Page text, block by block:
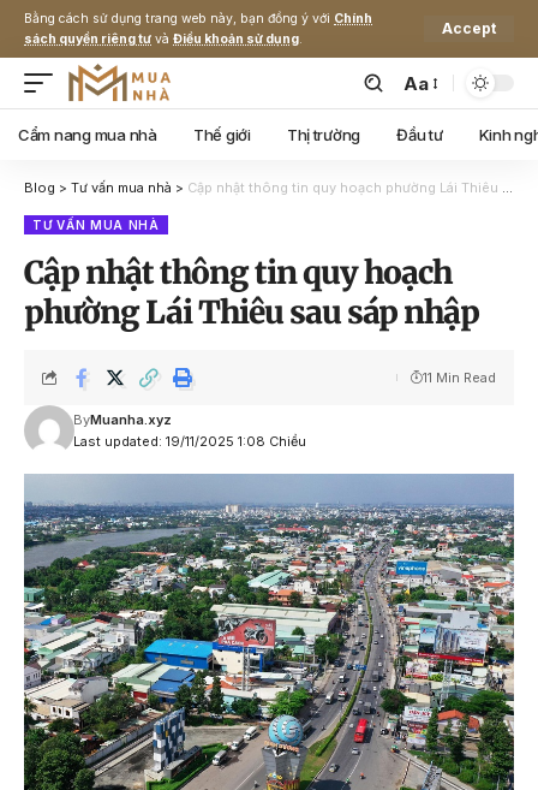
Bằng cách sử dụng trang web này, bạn đồng ý với Chính
sách quyền riêng tư và Điều khoản sử dụng.
Accept
Aa
Cẩm nang mua nhà Thế giới Thị trường Đầu tư Kinh
Blog > Tư vấn mua nhà > Cập nhật thông tin quy hoạch phường Lái Thiêu sau sáp nhập
TƯ VẤN MUA NHÀ
Cập nhật thông tin quy hoạch
phường Lái Thiêu sau sáp nhập
Last updated: 19/11/2025 1:08 Chiều
ByMuanha.xyz
11 Min Read